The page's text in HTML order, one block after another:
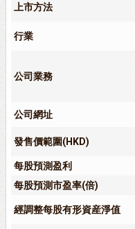
上市方法
行業
公司業務
公司網址
發售價範圍(HKD)
每股預測盈利
每股預測市盈率(倍)
經調整每股有形資産淨值